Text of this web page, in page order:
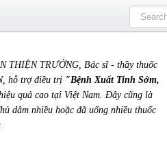
THIỆN TRƯỞNG, Bác sĩ - thầy thuốc
hỗ trợ điều trị "Bệnh Xuất Tinh Sớm,
quả cao tại Việt Nam. Đây cũng là
dâm nhiều hoặc đã uống nhiều thuốc